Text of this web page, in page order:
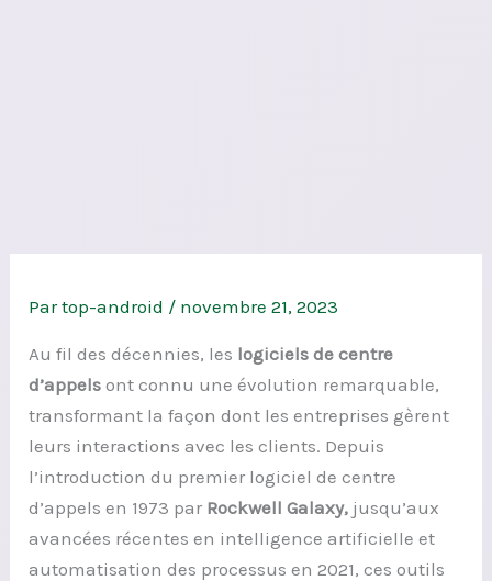
Partop-android / novembre 21, 2023
Au fil des décennies, les logiciels de centre
d’appels ont connu une évolution remarquable,
transformant la façon dont les entreprises gèrent
leurs interactions avec les clients. Depuis
l’introduction du premier logiciel de centre
d’appels en 1973 par Rockwell Galaxy, jusqu’aux
avancées récentes en intelligence artificielle et
automatisation des processus en 2021, ces outils